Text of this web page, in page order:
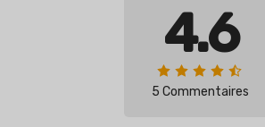
4.6
5 Commentaires